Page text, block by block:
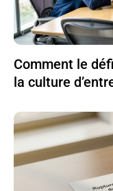
Comment le
la culture